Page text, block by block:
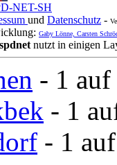
NET-SH
und Datenschutz -
Gaby Lönne, Carsten
nutzt in einigen
- 1 auf
- 1
- 1